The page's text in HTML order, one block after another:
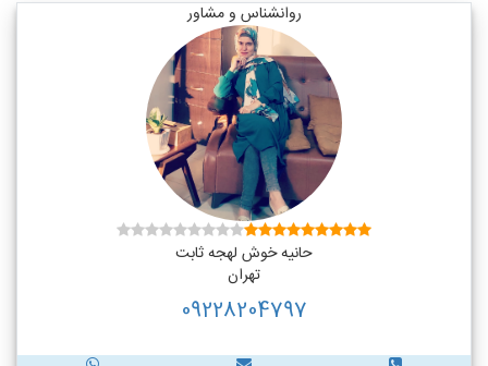
روانشناس و مشاور
حانیه خوش لهجه ثابت
تهران
09228204797